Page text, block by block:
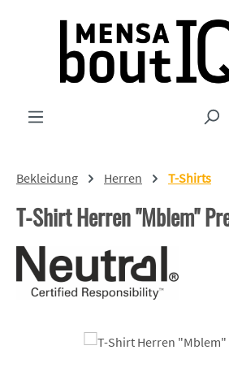
Zum Hauptinhalt springen
Bekleidung Herren T-Shirts
T-Shirt Herren "Mblem"
Bildergalerie überspringen